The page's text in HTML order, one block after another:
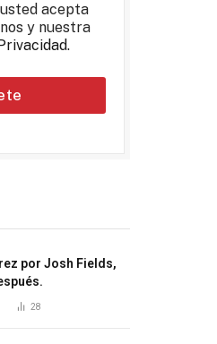
acepta
y nuestra
.
por Josh Fields,
28